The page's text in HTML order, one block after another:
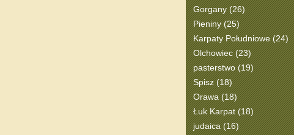
Gorgany (26)
Pieniny (25)
Karpaty Południowe (24)
Olchowiec (23)
pasterstwo (19)
Spisz (18)
Orawa (18)
Łuk Karpat (18)
judaica (16)